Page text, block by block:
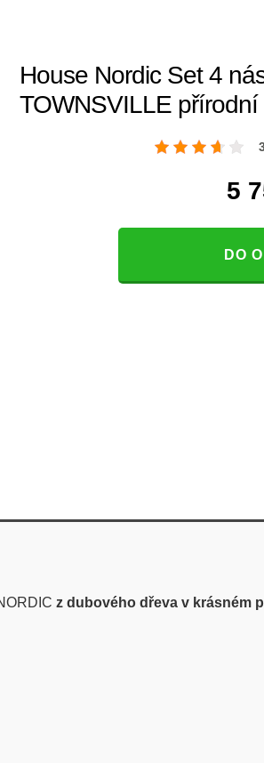
House Nordic Set 4
TOWNSVILLE přírodní
5
DO
z dubového dřeva v krásném